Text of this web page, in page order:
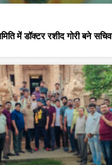
में डॉक्टर रशीद गोरी बने सचिव